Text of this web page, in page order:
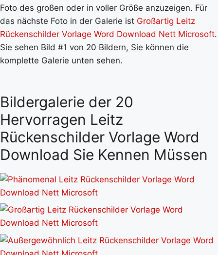
Foto des großen oder in voller Größe anzuzeigen. Für
das nächste Foto in der Galerie ist Großartig Leitz
Rückenschilder Vorlage Word Download Nett Microsoft.
Sie sehen Bild #1 von 20 Bildern, Sie können die
komplette Galerie unten sehen.
Bildergalerie der 20
Hervorragen Leitz
Rückenschilder Vorlage Word
Download Sie Kennen Müssen